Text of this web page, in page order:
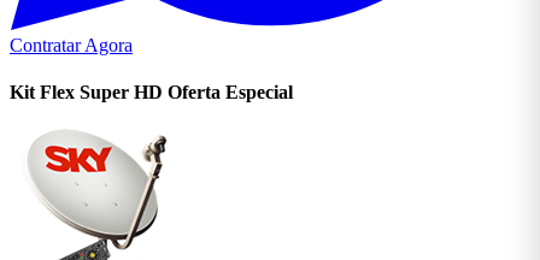
Contratar Agora
Kit Flex Super HD Oferta Especial